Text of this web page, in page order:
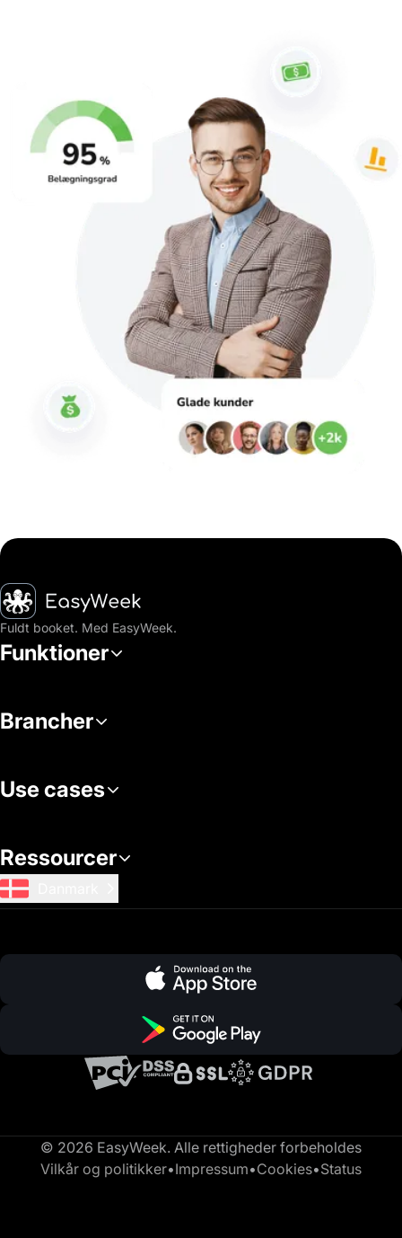
Hjem
Fuldt booket. Med EasyWeek.
Funktioner
Brancher
Use cases
Ressourcer
© 2026 EasyWeek. Alle rettigheder forbeholdes
Vilkår og politikker•Impressum•Cookies•Status